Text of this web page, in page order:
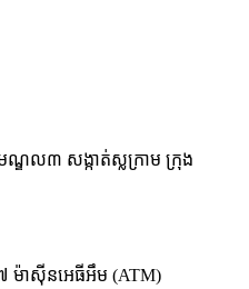
ណ្ឌល៣ សង្កាត់ស្លក្រាម ក្រុង
ម៉ាស៊ីនអេធីអឹម (ATM)